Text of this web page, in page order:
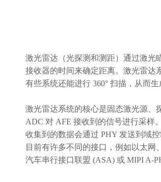
激光雷达（光探测和测距）通过激光
接收器的时间来确定距离。激光雷达
有些系统还能进行 360° 扫描，从而
激光雷达系统的核心是固态激光源、
ADC 对 AFE 接收到的信号进行采样
收集到的数据会通过 PHY 发送到域
目前有许多不同的接口，例如以太网
汽车串行接口联盟 (ASA) 或 MIPI A-